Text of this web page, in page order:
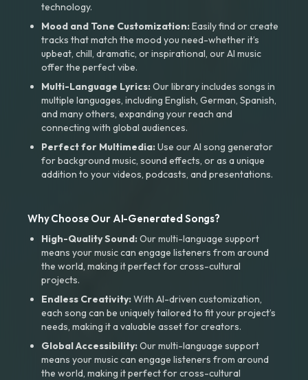
technology.
Mood and Tone Customization:Easily find or create
tracks that match the mood you need-whether it’s
upbeat, chill, dramatic, or inspirational, our AI music
offer the perfect vibe.
Multi-Language Lyrics:Our library includes songs in
multiple languages, including English, German, Spanish,
and many others, expanding your reach and
connecting with global audiences.
Perfect for Multimedia:Use our AI song generator
for background music, sound effects, or as a unique
addition to your videos, podcasts, and presentations.
Why Choose Our AI-Generated Songs?
High-Quality Sound:Our multi-language support
means your music can engage listeners from around
the world, making it perfect for cross-cultural
projects.
Endless Creativity:With AI-driven customization,
each song can be uniquely tailored to fit your project’s
needs, making it a valuable asset for creators.
Global Accessibility:Our multi-language support
means your music can engage listeners from around
the world, making it perfect for cross-cultural